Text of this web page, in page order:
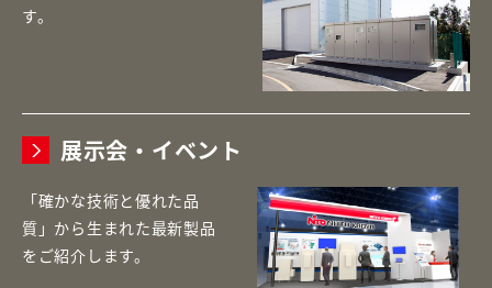
す。
展示会・イベント
「確かな技術と優れた品
質」から生まれた最新製品
をご紹介します。